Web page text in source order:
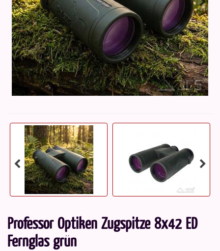
Professor Optiken Zugspitze 8x42 ED
Fernglas grün